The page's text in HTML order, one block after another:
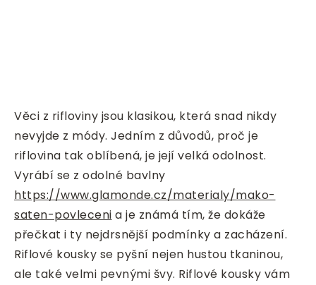
Věci z rifloviny jsou klasikou, která snad nikdy
nevyjde z módy. Jedním z důvodů, proč je
riflovina tak oblíbená, je její velká odolnost.
Vyrábí se z odolné bavlny
https://www.glamonde.cz/materialy/mako-
saten-povleceni a je známá tím, že dokáže
přečkat i ty nejdrsnější podmínky a zacházení.
Riflové kousky se pyšní nejen hustou tkaninou,
ale také velmi pevnými švy. Riflové kousky vám